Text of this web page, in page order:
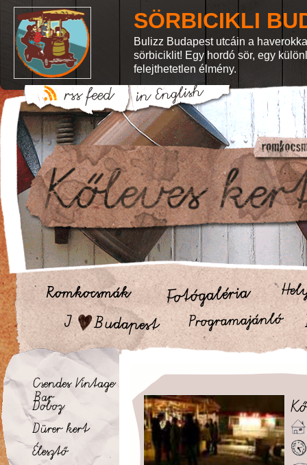
SÖRBICIKLI
Bulizz Budapest utcáin a
sörbiciklit! Egy hordó sör, egy
felejthetetlen élmény.